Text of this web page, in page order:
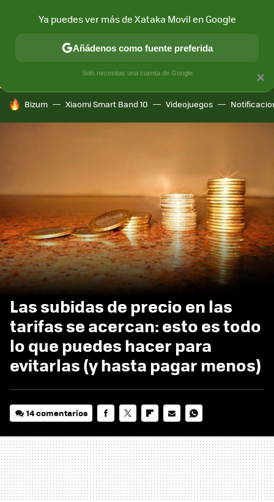
CONECTIVIDAD MÓVIL Y SOCIEDAD APLICACIONES
HOY SE HABLA DE
Bizum Xiaomi Smart Band 10 Videojuegos
Las subidas de precio en las
tarifas se acercan: esto es todo
lo que puedes hacer para
evitarlas (y hasta pagar menos)
14 comentarios
MAIL
×
Ya puedes ver más de Xataka Movil en Google
Añádenos como fuente preferida
Solo necesitas una cuenta de Google